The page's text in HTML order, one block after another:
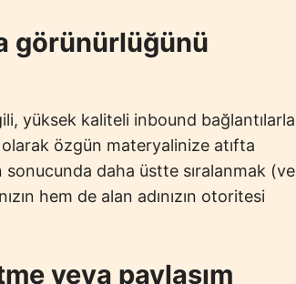
görünürlüğünü
yüksek kaliteli inbound bağlantılarla
özgün materyalinize atıfta
sonucunda daha üstte sıralanmak (ve
hem de alan adınızın otoritesi
veya paylaşım